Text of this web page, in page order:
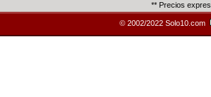
** Precios
© 2002/2022 Solo10.com